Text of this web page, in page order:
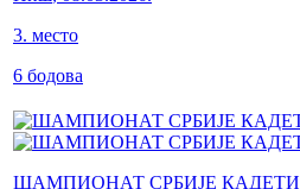
3. место
6 бодова
ШАМПИОНАТ СРБИЈЕ КАДЕТИ